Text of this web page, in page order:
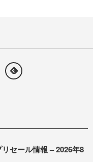
セール情報 – 2026年8